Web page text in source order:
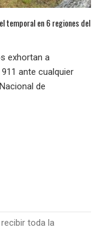
temporal en 6 regiones del
exhortan a
ante cualquier
de
toda la